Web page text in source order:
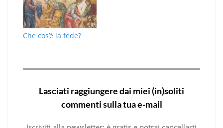
Che cos’è la fede?
Lasciati raggiungere dai miei (in)soliti
commenti sulla tua e-mail